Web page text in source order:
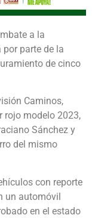
a la
parte de la
de cinco
Caminos,
rojo modelo 2023,
Sánchez y
del mismo
con reporte
un automóvil
en el estado